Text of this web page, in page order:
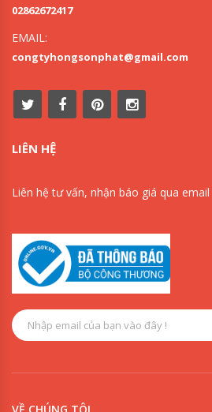
02862672417
EMAIL:
congtyhongsonphat@gmail.com
LIÊN HỆ
Liên hệ tư vấn, nhận báo giá qua email